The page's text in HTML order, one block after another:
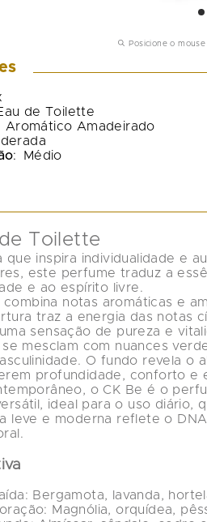
Posicione o
de Toilette
Aromático Amadeirado
: Médio
Toilette
que inspira individualidade e
este perfume traduz a
e ao espírito livre.
combina notas aromáticas e
traz a energia das notas
sensação de pureza e
mesclam com nuances
O fundo revela o
profundidade, conforto e
o CK Be é o
ideal para o uso diário,
leve e moderna reflete o
Bergamota, lavanda,
Magnólia, orquídea,